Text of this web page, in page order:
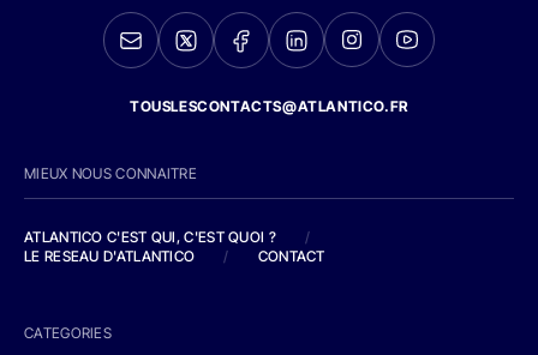
TOUSLESCONTACTS@ATLANTICO.FR
MIEUX NOUS CONNAITRE
ATLANTICO C'EST QUI, C'EST QUOI ?
/
LE RESEAU D'ATLANTICO
/ CONTACT
CATEGORIES